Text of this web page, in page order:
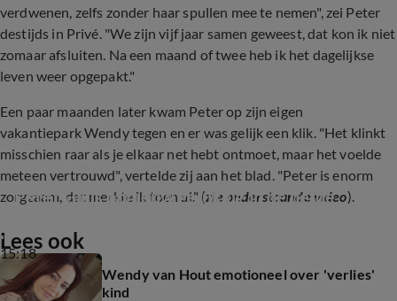
verdwenen, zelfs zonder haar spullen mee te nemen", zei Peter
destijds in Privé. "We zijn vijf jaar samen geweest, dat kon ik niet
zomaar afsluiten. Na een maand of twee heb ik het dagelijkse
leven weer opgepakt."
Een paar maanden later kwam Peter op zijn eigen
vakantiepark Wendy tegen en er was gelijk een klik. "Het klinkt
misschien raar als je elkaar net hebt ontmoet, maar het voelde
meteen vertrouwd", vertelde zij aan het blad. "Peter is enorm
zorgzaam, dat merkte ik toen al." (zie onderstaande video).
15:18
Peter Gillis opnieuw gelukkig in de liefde
Lees ook
Wendy van Hout emotioneel over 'verlies'
kind